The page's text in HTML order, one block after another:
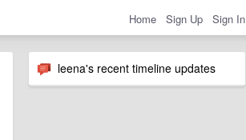
Home Sign Up Sign In
leena's recent timeline updates